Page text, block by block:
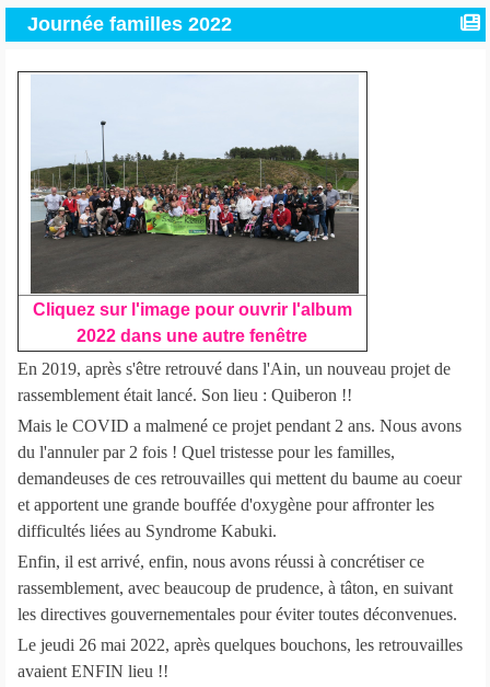
Journée familles 2022
Cliquez sur l'image pour ouvrir l'album
2022 dans une autre fenêtre
En 2019, après s'être retrouvé dans l'Ain, un nouveau projet de
rassemblement était lancé. Son lieu : Quiberon !!
Mais le COVID a malmené ce projet pendant 2 ans. Nous avons
du l'annuler par 2 fois ! Quel tristesse pour les familles,
demandeuses de ces retrouvailles qui mettent du baume au coeur
et apportent une grande bouffée d'oxygène pour affronter les
difficultés liées au Syndrome Kabuki.
Enfin, il est arrivé, enfin, nous avons réussi à concrétiser ce
rassemblement, avec beaucoup de prudence, à tâton, en suivant
les directives gouvernementales pour éviter toutes déconvenues.
Le jeudi 26 mai 2022, après quelques bouchons, les retrouvailles
avaient ENFIN lieu !!